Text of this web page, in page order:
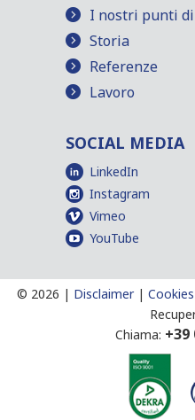
I nostri punti
Storia
Referenze
Lavoro
SOCIAL MEDIA
LinkedIn
Instagram
Vimeo
YouTube
© 2026 | Disclaimer| Cookies
Chiama: +39